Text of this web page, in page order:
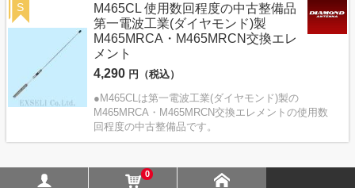
M465CL 使用数回程度の中古整備品
第一電波工業(ダイヤモンド)製
M465MRCA・M465MRCN交換エレ
メント
4,290 円（税込）
●M465CLは第一電波工業(ダイヤモンド)製の
M465MRCA・M465MRCN交換エレメントの使用数
回程度の中古整備品です。
S
0